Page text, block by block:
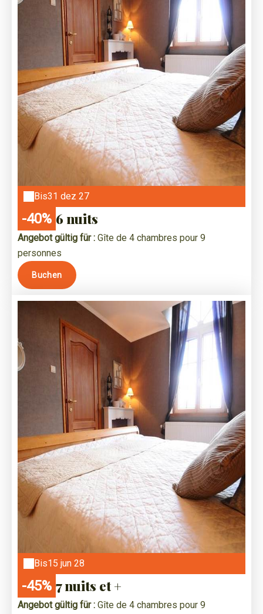
Bis31 dez 27
-40% 6 nuits
Angebot gültig für : Gîte de 4 chambres pour 9
personnes
Buchen
Bis15 jun 28
-45% 7 nuits et +
Angebot gültig für : Gîte de 4 chambres pour 9